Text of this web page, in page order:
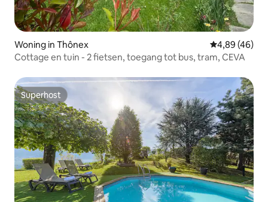
Woning in Thônex Gemiddelde
4,89 (46)
Cottage en tuin - 2 fietsen, toegang tot bus, tram, CEVA
Superhost
Superhost